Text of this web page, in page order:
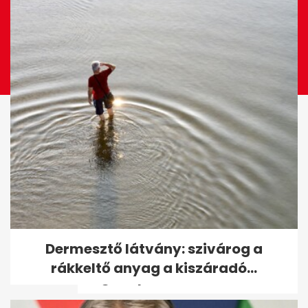
Sport TV-re költözik a magyar
kézilabda: új tévés
megállapodás
Dermesztő látvány: szivárog a
rákkeltő anyag a kiszáradó...